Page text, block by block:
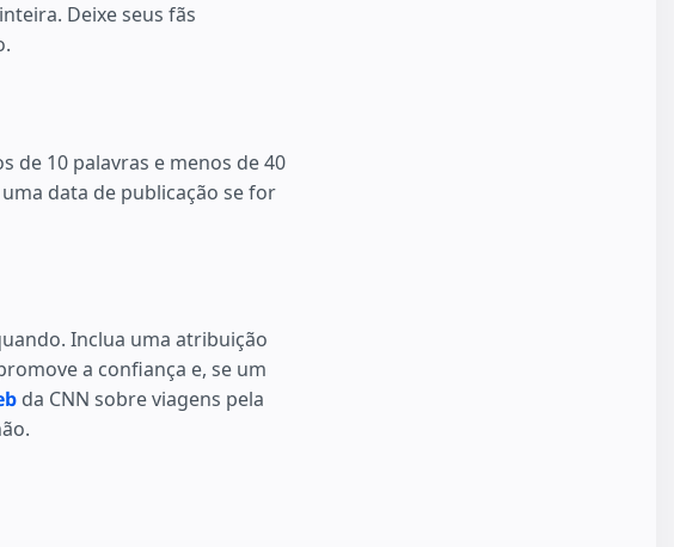
Deixe seus fãs
de 10 palavras e menos de 40
data de publicação se for
Inclua uma atribuição
a confiança e, se um
da CNN sobre viagens pela